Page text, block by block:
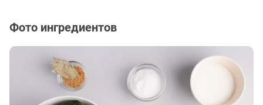
Фото ингредиентов